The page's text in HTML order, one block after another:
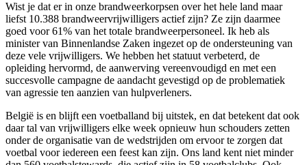
Wist je dat er in onze brandweerkorpsen over het hele land maar
liefst 10.388 brandweervrijwilligers actief zijn? Ze zijn daarmee
goed voor 61% van het totale brandweerpersoneel. Ik heb als
minister van Binnenlandse Zaken ingezet op de ondersteuning van
deze vele vrijwilligers. We hebben het statuut verbeterd, de
opleiding hervormd, de aanwerving vereenvoudigd en met een
succesvolle campagne de aandacht gevestigd op de problematiek
van agressie ten aanzien van hulpverleners.
België is en blijft een voetballand bij uitstek, en dat betekent dat ook
daar tal van vrijwilligers elke week opnieuw hun schouders zetten
onder de organisatie van de wedstrijden om ervoor te zorgen dat
voetbal voor iedereen een feest kan zijn. Ons land kent niet minder